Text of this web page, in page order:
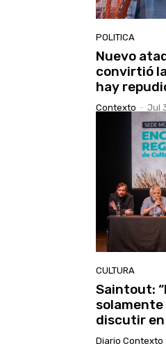
POLITICA
Nuevo
convirtió
hay
Contexto - Jul
CULTURA
Saintout:
discutir en
Diario Contexto